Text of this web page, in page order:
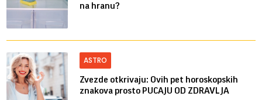
na hranu?
ASTRO
Zvezde otkrivaju: Ovih pet horoskopskih
znakova prosto PUCAJU OD ZDRAVLJA